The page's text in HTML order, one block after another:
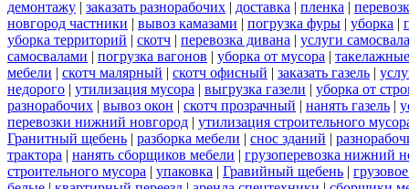
демонтажу | заказать разнорабочих | доставка | пленка |
новгород частники | вывоз камазами | погрузка фуры | уборка |
уборка территорий | скотч | перевозка дивана | услуги самосвала
самосвалами | погрузка вагонов | уборка от мусора |
мебели | скотч малярный | скотч офисный | заказать газель |
недорого | утилизация мусора | выгрузка газели | уборка от
разнорабочих | вывоз окон | скотч прозрачный | нанять газель |
перевозки нижний новгород | утилизация строительного
Гранитный щебень | разборка мебели | снос зданий |
трактора | нанять сборщиков мебели | грузоперевозка нижний
строительного мусора | упаковка | Гравийный щебень |